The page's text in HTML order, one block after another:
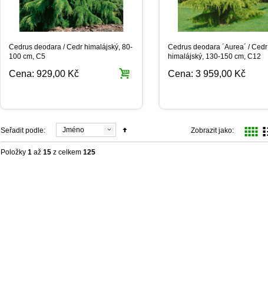
Cedrus deodara / Cedr himalájský, 80-
100 cm, C5
Cena: 929,00 Kč
Cedrus deodara ´Aurea´ / Cedr
himalájský, 130-150 cm, C12
Cena: 3 959,00 Kč
Seřadit podle: Jméno Zobrazit jako:
Položky 1 až 15 z celkem 125